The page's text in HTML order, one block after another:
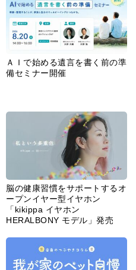
ＡＩで始める遺言を書く前の準
備セミナー開催
脳の健康習慣をサポートするオ
ープンイヤー型イヤホン
「kikippa イヤホン
HERALBONY モデル」発売